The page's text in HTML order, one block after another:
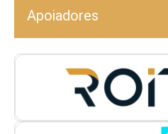
Apoiadores